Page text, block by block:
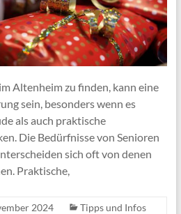
Altenheim zu finden, kann eine
sein, besonders wenn es
als auch praktische
Die Bedürfnisse von Senioren
sich oft von denen
Praktische,
2024
Tipps und Infos